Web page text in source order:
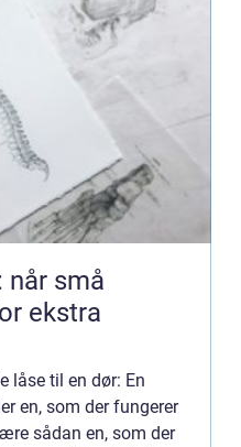
når små
ekstra
låse til en dør: En
en, som der fungerer
sådan en, som der